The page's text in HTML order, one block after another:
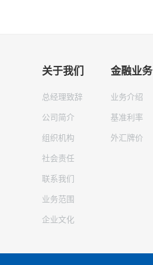
关于我们
总经理致辞
公司简介
组织机构
社会责任
联系我们
业务范围
企业文化
金融业务
业务介绍
基准利率
外汇牌价